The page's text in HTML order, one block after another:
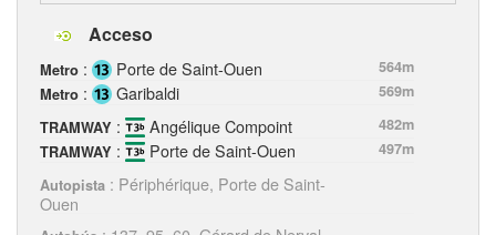
Acceso
Metro : Porte de Saint-Ouen
564m
Metro : Garibaldi
569m
TRAMWAY : Angélique Compoint
482m
TRAMWAY : Porte de Saint-Ouen
497m
Autopista : Périphérique, Porte de Saint-
Ouen